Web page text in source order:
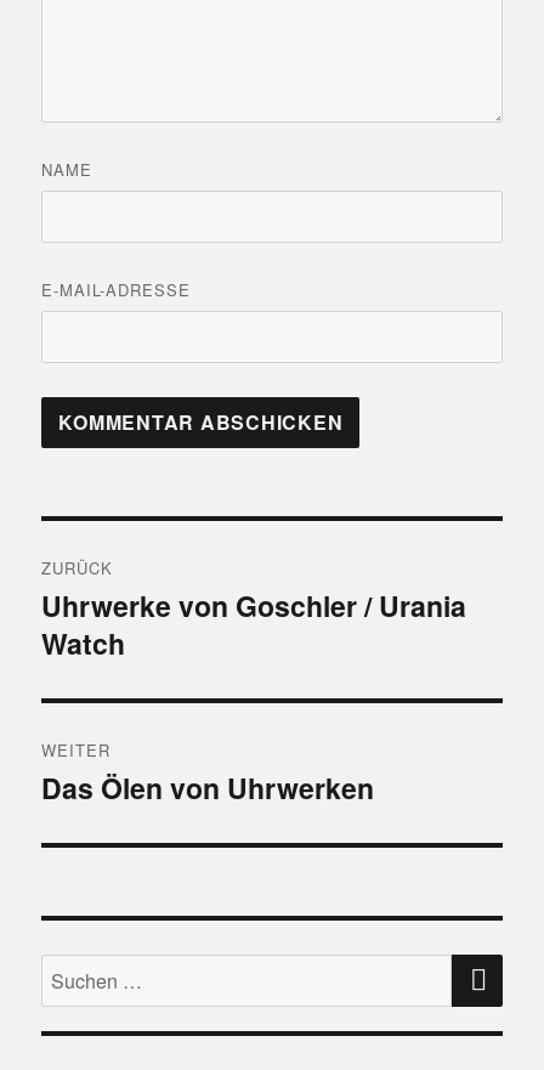
NAME
E-MAIL-ADRESSE
ZURÜCK
Vorheriger
Beitrag:
Uhrwerke von Goschler / Urania
Watch
WEITER
Nächster
Das Ölen von Uhrwerken
Suchen
nach: